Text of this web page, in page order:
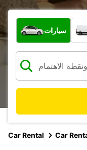
ما نوع المركبة؟
سيارات
Car Rental Car